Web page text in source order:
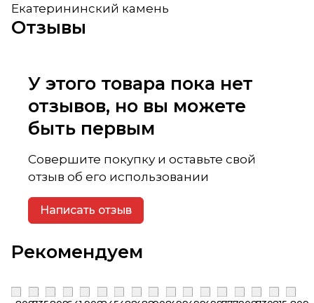
Екатерининский камень
Отзывы
У этого товара пока нет
отзывов, но вы можете
быть первым
Совершите покупку и оставьте свой
отзыв об его использовании
Написать отзыв
Рекомендуем